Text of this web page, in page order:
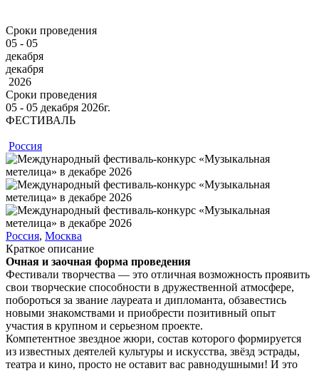
Сроки проведения
05 - 05
декабря
декабря
2026
Сроки проведения
05 ‐ 05 декабря 2026г.
ФЕСТИВАЛЬ
Россия
Россия, Москва
Краткое описание
Очная и заочная форма проведения
Фестивали творчества — это отличная возможность проявить
свои творческие способности в дружественной атмосфере,
побороться за звание лауреата и дипломанта, обзавестись
новыми знакомствами и приобрести позитивный опыт
участия в крупном и серьезном проекте.
Компетентное звездное жюри, состав которого формируется
из известных деятелей культуры и искусства, звёзд эстрады,
театра и кино, просто не оставит вас равнодушными! И это